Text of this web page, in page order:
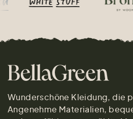
Wunderschöne Kleidung, die
Angenehme Materialien,